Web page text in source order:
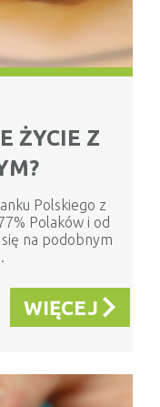
ŻYCIE Z
Polskiego z
Polaków i od
na podobnym
WIĘCEJ